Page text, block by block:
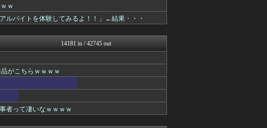
かせまと！
コノユビニュース｜みんなの...
もきゅ速(*´ω`*)人(...
あじあニュースちゃんねる
た...
馬鳥速報
不思議.net - 5ch...
子育てちゃんねる
ｗ
ルバイトを体験してみるよ！！」←結果・・・
14181 in / 42745 out
がこちらｗｗｗｗ
者って凄いなｗｗｗｗ